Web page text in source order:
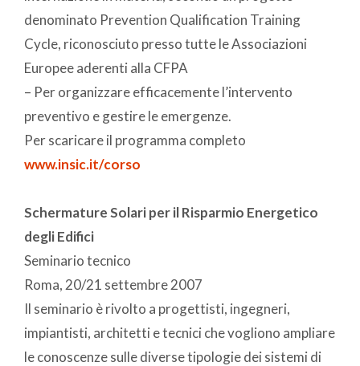
denominato Prevention Qualification Training
Cycle, riconosciuto presso tutte le Associazioni
Europee aderenti alla CFPA
– Per organizzare efficacemente l’intervento
preventivo e gestire le emergenze.
Per scaricare il programma completo
www.insic.it/corso
Schermature Solari per il Risparmio Energetico
degli Edifici
Seminario tecnico
Roma, 20/21 settembre 2007
Il seminario è rivolto a progettisti, ingegneri,
impiantisti, architetti e tecnici che vogliono ampliare
le conoscenze sulle diverse tipologie dei sistemi di